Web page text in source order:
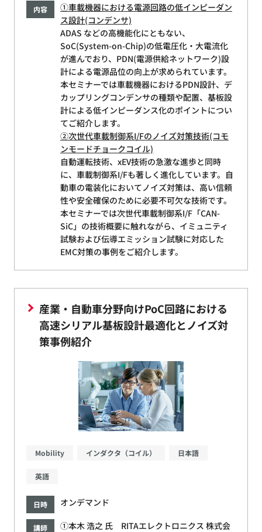
内容
①車載機器における電源回路の低インピーダン
ス設計(コンデンサ)
ADAS などの高機能化にともない、
SoC(System-on-Chip)の低電圧化・大電流化
が進んでおり、PDN(電源供給ネットワーク)設
計による電源品位の向上が求められています。
本セミナーでは車載機器におけるPDN設計、デ
カップリングコンデンサの種類や配置、基板設
計による低インピーダンス化のポイントについ
てご紹介します。
②次世代車載制御系I/Fのノイズ対策技術(コモ
ンモードチョークコイル)
自動運転技術、xEV技術の急激な進歩と同時
に、車載制御系I/Fも著しく進化しています。自
動車の電装化においてノイズ対策は、高い信頼
性や安全確保のために必要不可欠な技術です。
本セミナーでは次世代車載制御系I/F「CAN-
SiC」の技術概要に触れながら、イミュニティ
試験および伝導エミッション試験に対応した
EMC対策の事例をご紹介します。
産業・自動車分野向けPoC回路における
高速シリアル基板設計最適化とノイズ対
策事例紹介
Mobility インダクタ（コイル） 日本語
英語
日時 オンデマンド
講師 ①本木 浩之 氏 RITAエレクトロニクス 株式会